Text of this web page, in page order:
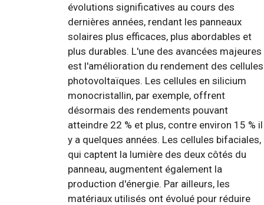
évolutions significatives au cours des
dernières années, rendant les panneaux
solaires plus efficaces, plus abordables et
plus durables. L'une des avancées majeures
est l'amélioration du rendement des cellules
photovoltaïques. Les cellules en silicium
monocristallin, par exemple, offrent
désormais des rendements pouvant
atteindre 22 % et plus, contre environ 15 % il
y a quelques années. Les cellules bifaciales,
qui captent la lumière des deux côtés du
panneau, augmentent également la
production d'énergie. Par ailleurs, les
matériaux utilisés ont évolué pour réduire